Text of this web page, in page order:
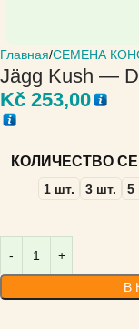
Главная СЕМЕНА
Jägg Kush —
Kč 253,00
КОЛИЧЕСТВО
1 шт. 3 шт. 5
В